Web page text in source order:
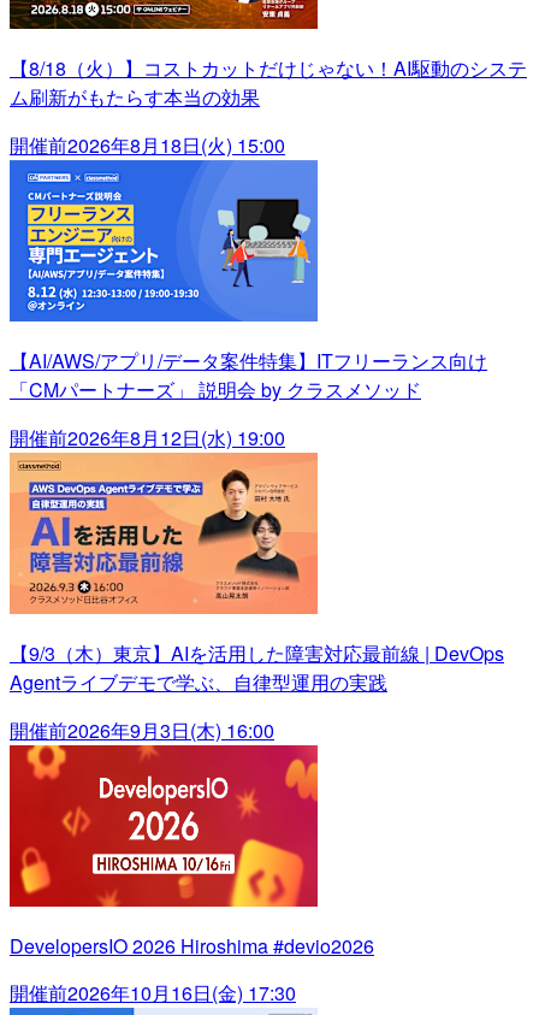
【8/18（火）】コストカットだけじゃない！AI駆動のシステ
ム刷新がもたらす本当の効果
開催前2026年8月18日(火) 15:00
【AI/AWS/アプリ/データ案件特集】ITフリーランス向け
「CMパートナーズ」 説明会 by クラスメソッド
開催前2026年8月12日(水) 19:00
【9/3（木）東京】AIを活用した障害対応最前線 | DevOps
Agentライブデモで学ぶ、自律型運用の実践
開催前2026年9月3日(木) 16:00
DevelopersIO 2026 Hiroshima #devio2026
開催前2026年10月16日(金) 17:30